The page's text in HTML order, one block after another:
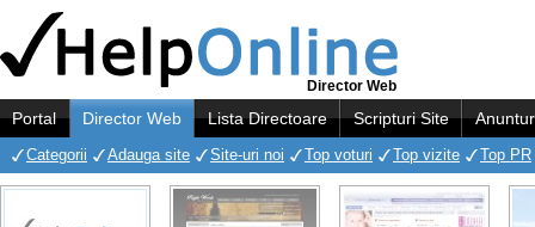
Director Web
Portal Director Web Lista Directoare Scripturi Site
Categorii Adauga site Site-uri noi Top voturi Top vizite Top PR